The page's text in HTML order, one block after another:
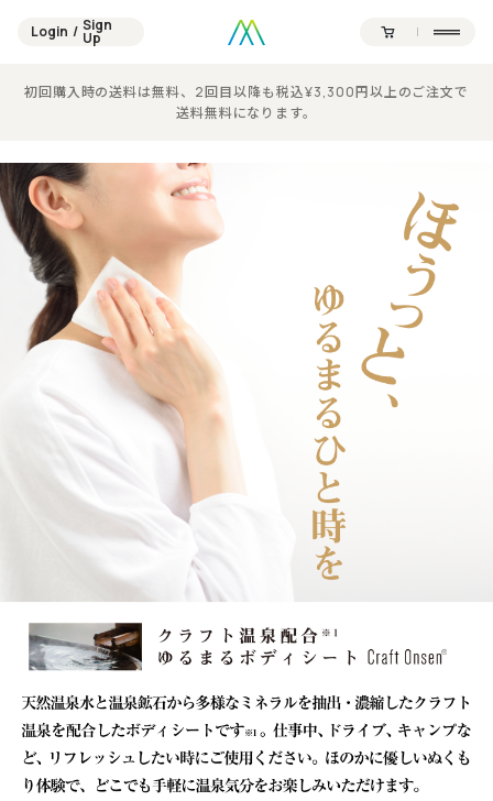
Login / Sign
Up
Login / Sign
Up
Contents
Journal
News
About
Point
Support
Official SNS
初回購入時の送料は無料、2回目以降も税込¥3,300円以上のご注文で
送料無料になります。